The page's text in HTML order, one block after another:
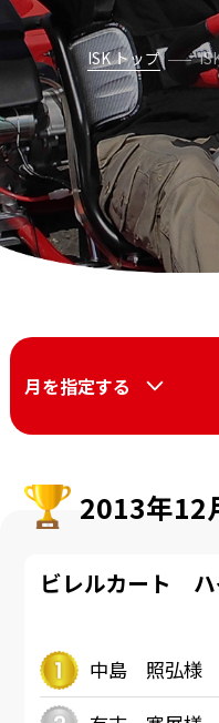
ISK トップ
月を指定する
2013年12
ビレルカート ハ
中島 照弘様